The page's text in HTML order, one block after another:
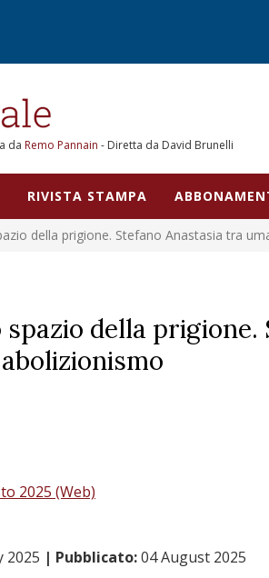
da Remo Pannain - Diretta da David Brunelli
RIVISTA STAMPA
della prigione. Stefano Anastasia tra
della prigione.
2025 (Web)
2025 | Pubblicato:04 August 2025